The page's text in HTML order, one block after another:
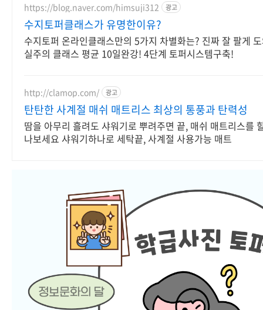
https://blog.naver.com/himsuji312 광고
수지토퍼클래스가 유명한이유?
수지토퍼 온라인클래스만의 5가지 차별화는? 진짜 잘 팔게
실주의 클래스 평균 10일완강! 4단계 토퍼시스템구축!
http://clamop.com/ 광고
탄탄한 사계절 매쉬 매트리스 최상의 통풍과 탄력성
땀을 아무리 흘려도 샤워기로 뿌려주면 끝, 매쉬 매트리스를
나보세요 샤워기하나로 세탁끝, 사계절 사용가능 매트